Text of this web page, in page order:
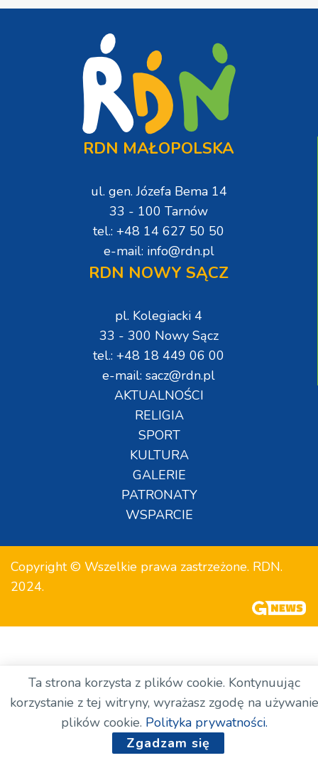
RDN MAŁOPOLSKA
ul. gen. Józefa Bema 14
33 - 100 Tarnów
tel.: +48 14 627 50 50
e-mail: info@rdn.pl
RDN NOWY SĄCZ
pl. Kolegiacki 4
33 - 300 Nowy Sącz
tel.: +48 18 449 06 00
e-mail: sacz@rdn.pl
AKTUALNOŚCI
RELIGIA
SPORT
KULTURA
GALERIE
PATRONATY
WSPARCIE
Copyright © Wszelkie prawa zastrzeżone. RDN.
2024.
Ta strona korzysta z plików cookie. Kontynuując
korzystanie z tej witryny, wyrażasz zgodę na używanie
plików cookie. Polityka prywatności.
Zgadzam się